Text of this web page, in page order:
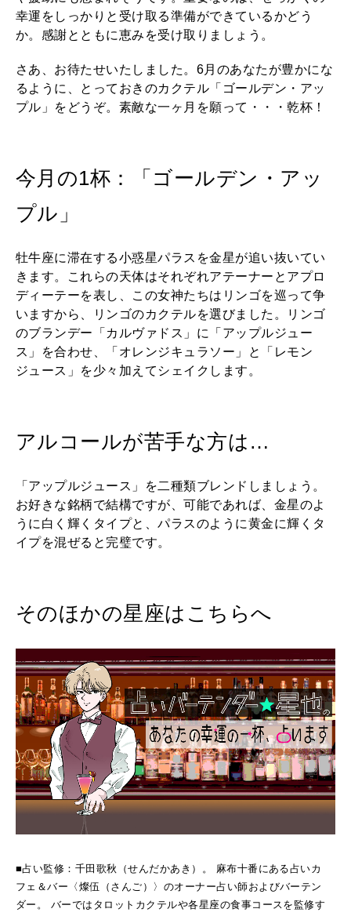
2026年5月号「“大好き”に出会いに。韓国」
2026年3月号「スイーツ予想図 2026」
FOLLOW US!
幸運をしっかりと受け取る準備ができているかどう
か。感謝とともに恵みを受け取りましょう。
さあ、お待たせいたしました。6月のあなたが豊かにな
るように、とっておきのカクテル「ゴールデン・アッ
プル」をどうぞ。素敵な一ヶ月を願って・・・乾杯！
今月の1杯：「ゴールデン・アッ
プル」
牡牛座に滞在する小惑星パラスを金星が追い抜いてい
きます。これらの天体はそれぞれアテーナーとアプロ
ディーテーを表し、この女神たちはリンゴを巡って争
いますから、リンゴのカクテルを選びました。リンゴ
のブランデー「カルヴァドス」に「アップルジュー
ス」を合わせ、「オレンジキュラソー」と「レモン
ジュース」を少々加えてシェイクします。
アルコールが苦手な方は…
「アップルジュース」を二種類ブレンドしましょう。
お好きな銘柄で結構ですが、可能であれば、金星のよ
うに白く輝くタイプと、パラスのように黄金に輝くタ
イプを混ぜると完璧です。
そのほかの星座はこちらへ
■占い監修：千田歌秋（せんだかあき）。 麻布十番にある占いカ
フェ＆バー〈燦伍（さんご）〉のオーナー占い師およびバーテン
ダー。 バーではタロットカクテルや各星座の食事コースを監修す